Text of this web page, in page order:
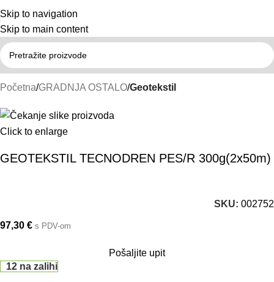
Skip to navigation
Skip to main content
Početna GRADNJA OSTALO Geotekstil
Click to enlarge
GEOTEKSTIL TECNODREN PES/R 300g(2x50m)
SKU: 002752
97,30 € s PDV-om
Pošaljite upit
12 na zalihi